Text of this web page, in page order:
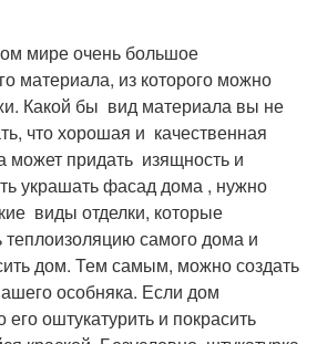
мире очень большое
материала, из которого можно
Какой бы вид материала вы не
что хорошая и качественная
может придать изящность и
украшать фасад дома , нужно
виды отделки, которые
самого дома и
дом. Тем самым, можно создать
особняка. Если дом
оштукатурить и покрасить